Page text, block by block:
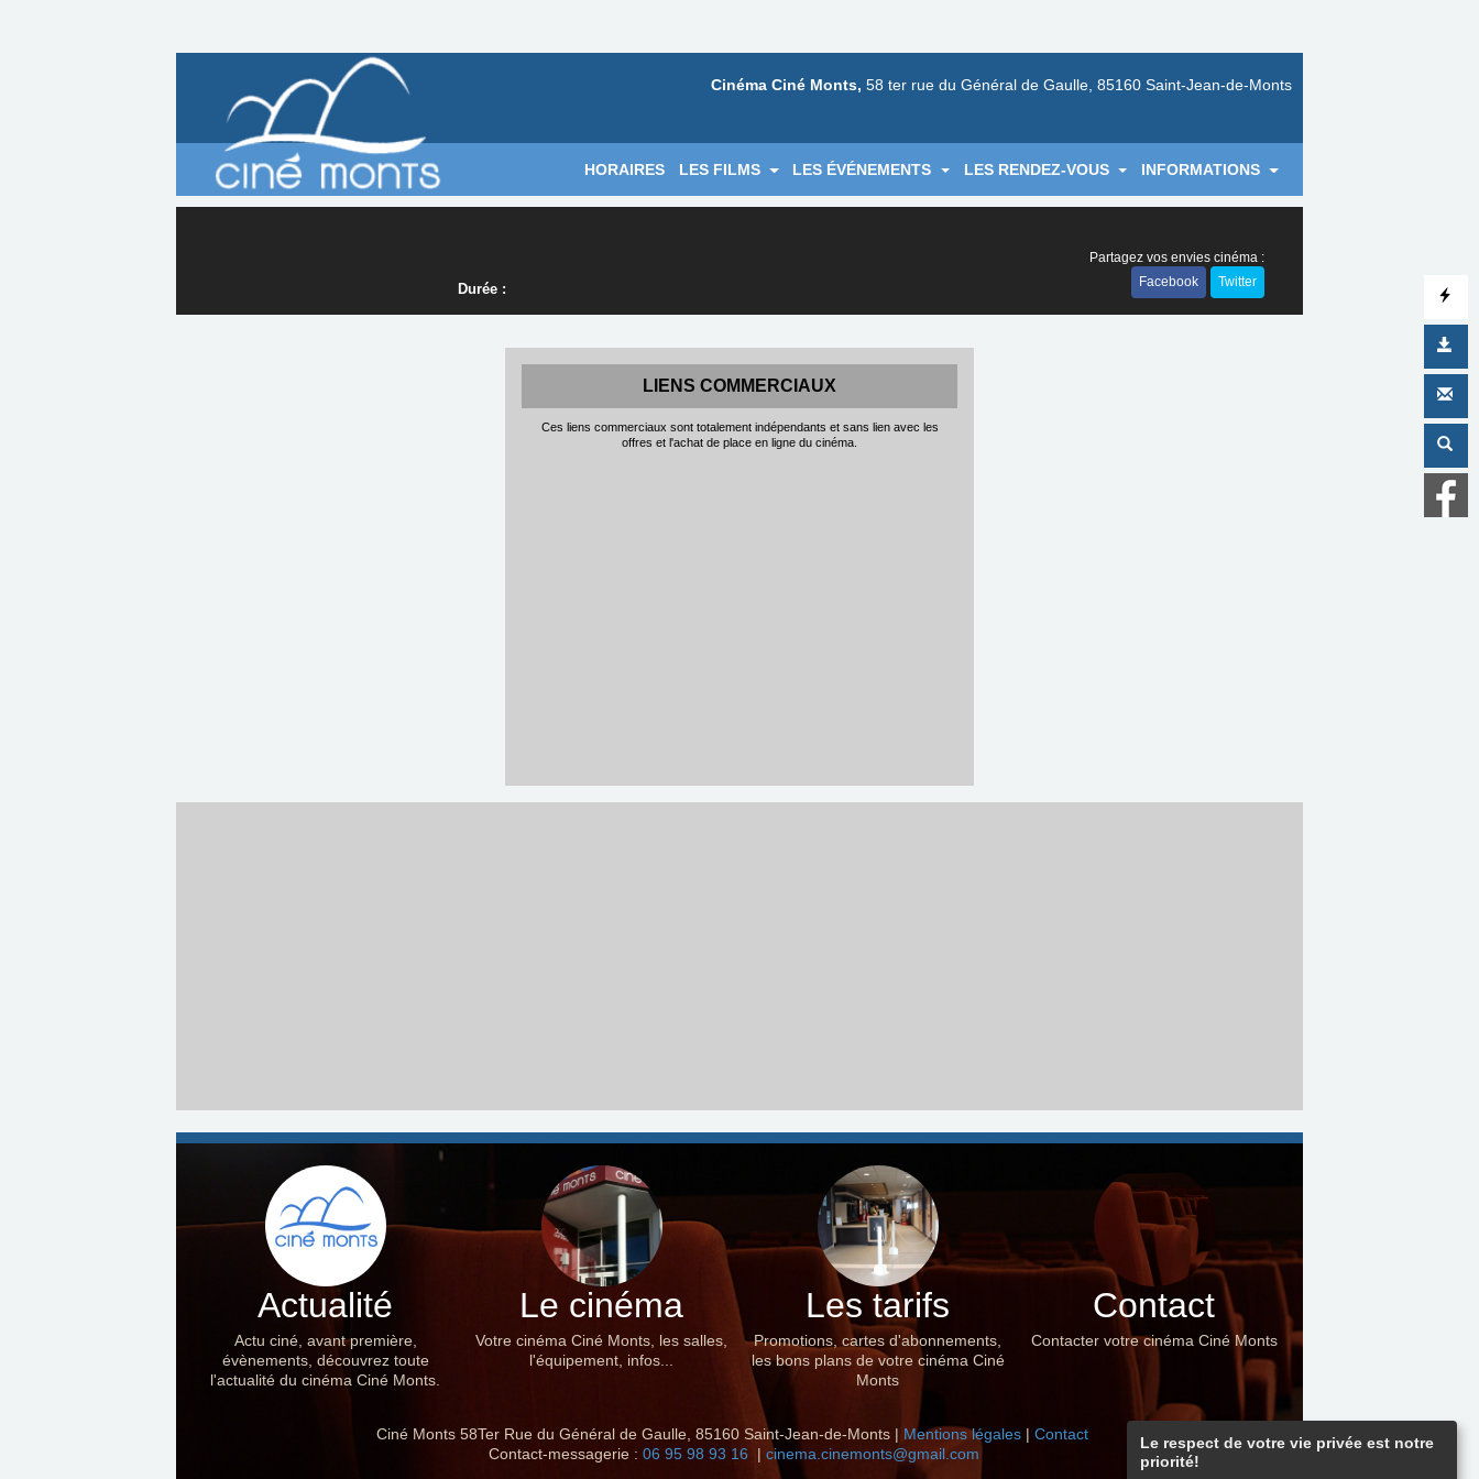
Le respect de votre vie privée est notre
priorité!
HORAIRES LES FILMS LES ÉVÉNEMENTS LES RENDEZ-VOUS INFORMATIONS
Cinéma Ciné Monts, 58 ter rue du Général de Gaulle, 85160 Saint-Jean-de-Monts
Durée :
Partagez vos envies cinéma :
Facebook
Twitter
LIENS COMMERCIAUX
Ces liens commerciaux sont totalement indépendants et sans lien avec les
offres et l'achat de place en ligne du cinéma.
Actualité
Actu ciné, avant première,
évènements, découvrez toute
l'actualité du cinéma Ciné Monts.
Le cinéma
Votre cinéma Ciné Monts, les salles,
l'équipement, infos...
Les tarifs
Promotions, cartes d'abonnements,
les bons plans de votre cinéma Ciné
Monts
Contact
Contacter votre cinéma Ciné Monts
Ciné Monts 58Ter Rue du Général de Gaulle, 85160 Saint-Jean-de-Monts | Mentions légales| Contact
Contact-messagerie : 06 95 98 93 16 | cinema.cinemonts@gmail.com